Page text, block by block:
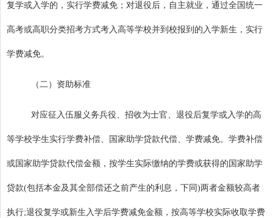
复学或入学的，实行学费减免；对退役后，自主就业，通过全国统一
高考或高职分类招考方式考入高等学校并到校报到的入学新生，实行
学费减免。
（二）资助标准
对应征入伍服义务兵役、招收为士官、退役后复学或入学的高
等学校学生实行学费补偿、国家助学贷款代偿、学费减免。学费补偿
或国家助学贷款代偿金额，按学生实际缴纳的学费或获得的国家助学
贷款(包括本金及其全部偿还之前产生的利息，下同 )两者金额较高者
执行;退役复学或新生入学后学费减免金额，按高等学校实际收取学费